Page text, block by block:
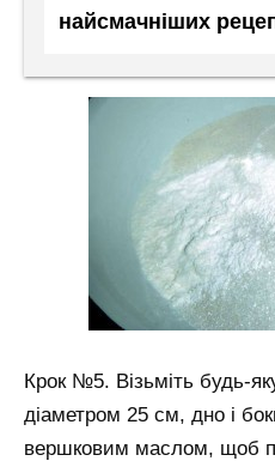
найсмачніших
Крок №5. Візьміть будь-
діаметром 25 см, дно і
вершковим маслом, щоб